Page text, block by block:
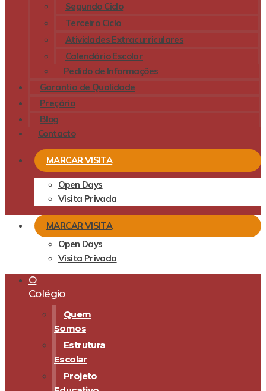
Segundo Ciclo
Terceiro Ciclo
Atividades Extracurriculares
Calendário Escolar
Pedido de Informações
Garantia de Qualidade
Preçário
Blog
Contacto
MARCAR VISITA
Open Days
Visita Privada
MARCAR VISITA
Open Days
Visita Privada
O
Colégio
Quem
Somos
Estrutura
Escolar
Projeto